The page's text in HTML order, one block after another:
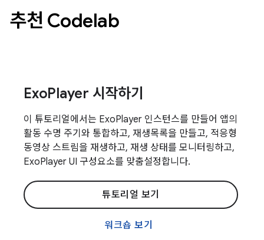
추천 Codelab
ExoPlayer 시작하기
이 튜토리얼에서는 ExoPlayer 인스턴스를 만들어 앱의
활동 수명 주기와 통합하고, 재생목록을 만들고, 적응형
동영상 스트림을 재생하고, 재생 상태를 모니터링하고,
ExoPlayer UI 구성요소를 맞춤설정합니다.
튜토리얼 보기
워크숍 보기